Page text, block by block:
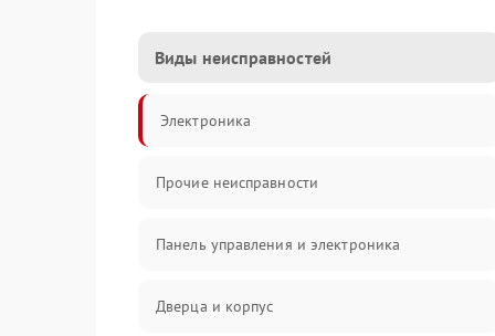
Виды неисправностей
Электроника
Прочие неисправности
Панель управления и электроника
Дверца и корпус